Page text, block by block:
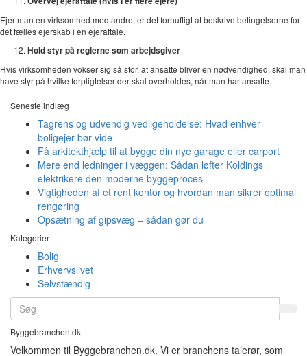
Ejer man en virksomhed med andre, er det fornuftigt at beskrive betingelserne for
det fælles ejerskab i en ejeraftale.
Hold styr på reglerne som arbejdsgiver
Hvis virksomheden vokser sig så stor, at ansatte bliver en nødvendighed, skal man
have styr på hvilke forpligtelser der skal overholdes, når man har ansatte.
Seneste indlæg
Tagrens og udvendig vedligeholdelse: Hvad enhver
boligejer bør vide
Få arkitekthjælp til at bygge din nye garage eller carport
Mere end ledninger i væggen: Sådan løfter Koldings
elektrikere den moderne byggeproces
Vigtigheden af et rent kontor og hvordan man sikrer optimal
rengøring
Opsætning af gipsvæg – sådan gør du
Kategorier
Bolig
Erhvervslivet
Selvstændig
Byggebranchen.dk
Velkommen til Byggebranchen.dk. Vi er branchens talerør, som